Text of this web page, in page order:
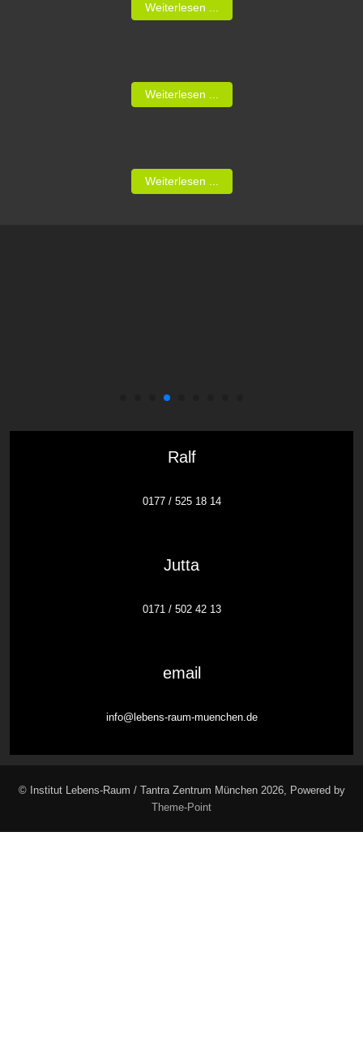
Weiterlesen ...
Weiterlesen ...
Weiterlesen ...
Ralf
0177 / 525 18 14
Jutta
0171 / 502 42 13
email
info@lebens-raum-muenchen.de
© Institut Lebens-Raum / Tantra Zentrum München 2026, Powered by
Theme-Point